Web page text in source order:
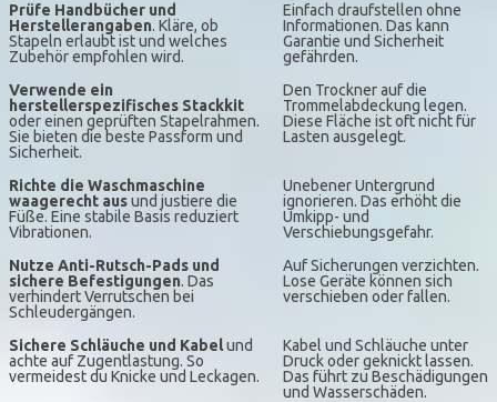
Prüfe Handbücher und
Herstellerangaben. Kläre, ob
Stapeln erlaubt ist und welches
Zubehör empfohlen wird.
Einfach draufstellen ohne
Informationen. Das kann
Garantie und Sicherheit
gefährden.
Verwende ein
herstellerspezifisches Stackkit
oder einen geprüften Stapelrahmen.
Sie bieten die beste Passform und
Sicherheit.
Den Trockner auf die
Trommelabdeckung legen.
Diese Fläche ist oft nicht für
Lasten ausgelegt.
Richte die Waschmaschine
waagerecht ausund justiere die
Füße. Eine stabile Basis reduziert
Vibrationen.
Unebener Untergrund
ignorieren. Das erhöht die
Umkipp- und
Verschiebungsgefahr.
Nutze Anti-Rutsch-Pads und
sichere Befestigungen. Das
verhindert Verrutschen bei
Schleudergängen.
Auf Sicherungen verzichten.
Lose Geräte können sich
verschieben oder fallen.
Sichere Schläuche und Kabelund
achte auf Zugentlastung. So
vermeidest du Knicke und Leckagen.
Kabel und Schläuche unter
Druck oder geknickt lassen.
Das führt zu Beschädigungen
und Wasserschäden.